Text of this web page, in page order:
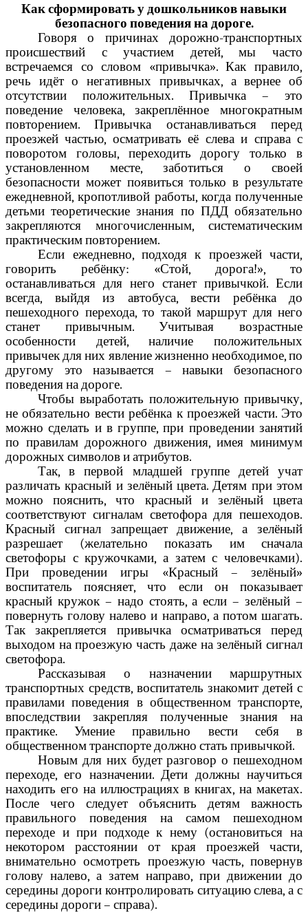
Как сформировать у дошкольников навыки
безопасного поведения на дороге.
Говоря о причинах дорожно-транспортных
происшествий с участием детей, мы часто
встречаемся со словом «привычка». Как правило,
речь идёт о негативных привычках, а вернее об
отсутствии положительных. Привычка – это
поведение человека, закреплённое многократным
повторением. Привычка останавливаться перед
проезжей частью, осматривать её слева и справа с
поворотом головы, переходить дорогу только в
установленном месте, заботиться о своей
безопасности может появиться только в результате
ежедневной, кропотливой работы, когда полученные
детьми теоретические знания по ПДД обязательно
закрепляются многочисленным, систематическим
практическим повторением.
Если ежедневно, подходя к проезжей части,
говорить ребёнку: «Стой, дорога!», то
останавливаться для него станет привычкой. Если
всегда, выйдя из автобуса, вести ребёнка до
пешеходного перехода, то такой маршрут для него
станет привычным. Учитывая возрастные
особенности детей, наличие положительных
привычек для них явление жизненно необходимое, по
другому это называется – навыки безопасного
поведения на дороге.
Чтобы выработать положительную привычку,
не обязательно вести ребёнка к проезжей части. Это
можно сделать и в группе, при проведении занятий
по правилам дорожного движения, имея минимум
дорожных символов и атрибутов.
Так, в первой младшей группе детей учат
различать красный и зелёный цвета. Детям при этом
можно пояснить, что красный и зелёный цвета
соответствуют сигналам светофора для пешеходов.
Красный сигнал запрещает движение, а зелёный
разрешает (желательно показать им сначала
светофоры с кружочками, а затем с человечками).
При проведении игры «Красный – зелёный»
воспитатель поясняет, что если он показывает
красный кружок – надо стоять, а если – зелёный –
повернуть голову налево и направо, а потом шагать.
Так закрепляется привычка осматриваться перед
выходом на проезжую часть даже на зелёный сигнал
светофора.
Рассказывая о назначении маршрутных
транспортных средств, воспитатель знакомит детей с
правилами поведения в общественном транспорте,
впоследствии закрепляя полученные знания на
практике. Умение правильно вести себя в
общественном транспорте должно стать привычкой.
Новым для них будет разговор о пешеходном
переходе, его назначении. Дети должны научиться
находить его на иллюстрациях в книгах, на макетах.
После чего следует объяснить детям важность
правильного поведения на самом пешеходном
переходе и при подходе к нему (остановиться на
некотором расстоянии от края проезжей части,
внимательно осмотреть проезжую часть, повернув
голову налево, а затем направо, при движении до
середины дороги контролировать ситуацию слева, а с
середины дороги – справа).